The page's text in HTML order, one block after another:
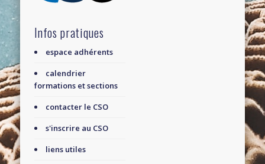
Infos pratiques
espace adhérents
calendrier
formations et sections
contacter le CSO
s'inscrire au CSO
liens utiles